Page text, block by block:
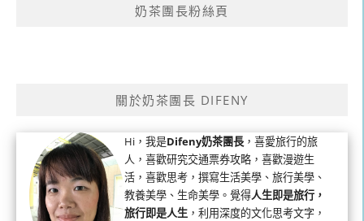
奶茶團長粉絲頁
關於奶茶團長 DIFENY
Hi，我是Difeny奶茶團長 ，喜愛旅行的旅
人，喜歡研究交通票券攻略，喜歡漫遊生
活，喜歡思考，撰寫生活美學、旅行美學、
教養美學、生命美學。覺得人生即是旅行，
旅行即是人生 ，利用深度的文化思考文字，